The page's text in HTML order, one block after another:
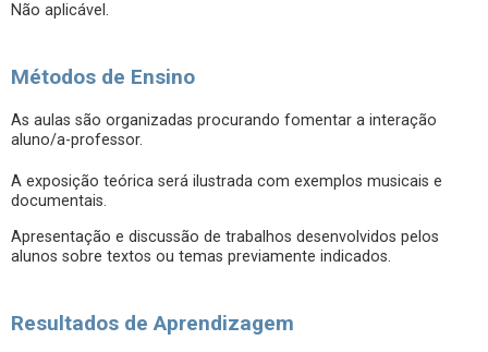
Não aplicável.
Métodos de Ensino
As aulas são organizadas procurando fomentar a interação
aluno/a-professor.
A exposição teórica será ilustrada com exemplos musicais e
documentais.
Apresentação e discussão de trabalhos desenvolvidos pelos
alunos sobre textos ou temas previamente indicados.
Resultados de Aprendizagem